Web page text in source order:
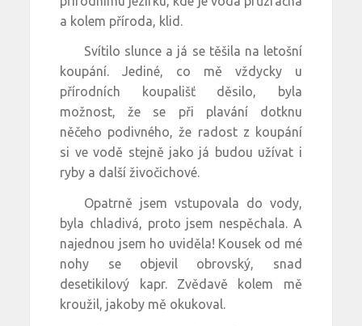
a kolem příroda, klid.
Svítilo slunce a já se těšila na letošní
koupání. Jediné, co mě vždycky u
přírodních koupališť děsilo, byla
možnost, že se při plavání dotknu
něčeho podivného, že radost z koupání
si ve vodě stejně jako já budou užívat i
ryby a další živočichové.
Opatrně jsem vstupovala do vody,
byla chladivá, proto jsem nespěchala. A
najednou jsem ho uviděla! Kousek od mé
nohy se objevil obrovský, snad
desetikilový kapr. Zvědavě kolem mě
kroužil, jakoby mě okukoval.